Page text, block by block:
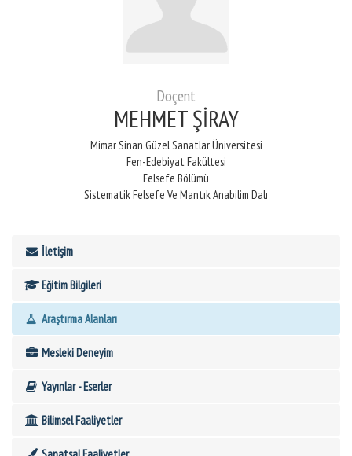
Doçent
MEHMET ŞİRAY
Mimar Sinan Güzel Sanatlar Üniversitesi
Fen-Edebiyat Fakültesi
Felsefe Bölümü
Sistematik Felsefe Ve Mantık Anabilim Dalı
İletişim
Eğitim Bilgileri
Araştırma Alanları
Mesleki Deneyim
Yayınlar - Eserler
Bilimsel Faaliyetler